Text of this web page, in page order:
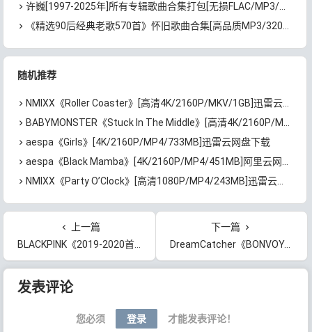
许巍[1997-2025年]所有专辑歌曲合集打包[无损FLAC/MP3/7.48GB]百度云网盘下载
《精选90后经典老歌570首》怀旧歌曲合集[高品质MP3/320K/5.44GB]百度云网盘下载
随机推荐
NMIXX《Roller Coaster》[高清4K/2160P/MKV/1GB]迅雷云网盘下载
BABYMONSTER《Stuck In The Middle》[高清4K/2160P/MP4/2.35GB]百度云网盘下载
aespa《Girls》[4K/2160P/MP4/733MB]迅雷云网盘下载
aespa《Black Mamba》[4K/2160P/MP4/451MB]阿里云网盘下载
NMIXX《Party O’Clock》[高清1080P/MP4/243MB]迅雷云网盘下载
上一篇
BLACKPINK《2019-2020首次世界巡回演唱会》无水印高清蓝光[1080P/MP4/23.8GB]百度云网盘下载
下一篇
DreamCatcher《BONVOYAGE》[高清4K/2160P/MKV/1.81GB]阿里云网盘下载
文章导航
发表评论
您必须 登录 才能发表评论！